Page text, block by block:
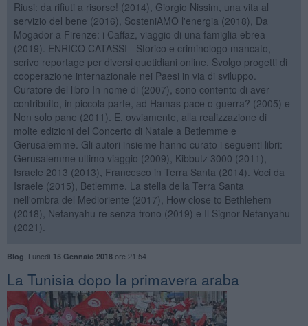
Riusi: da rifiuti a risorse! (2014), Giorgio Nissim, una vita al
servizio del bene (2016), SosteniAMO l'energia (2018), Da
Mogador a Firenze: i Caffaz, viaggio di una famiglia ebrea
(2019). ENRICO CATASSI - Storico e criminologo mancato,
scrivo reportage per diversi quotidiani online. Svolgo progetti di
cooperazione internazionale nei Paesi in via di sviluppo.
Curatore del libro In nome di (2007), sono contento di aver
contribuito, in piccola parte, ad Hamas pace o guerra? (2005) e
Non solo pane (2011). E, ovviamente, alla realizzazione di
molte edizioni del Concerto di Natale a Betlemme e
Gerusalemme. Gli autori insieme hanno curato i seguenti libri:
Gerusalemme ultimo viaggio (2009), Kibbutz 3000 (2011),
Israele 2013 (2013), Francesco in Terra Santa (2014). Voci da
Israele (2015), Betlemme. La stella della Terra Santa
nell'ombra del Medioriente (2017), How close to Bethlehem
(2018), Netanyahu re senza trono (2019) e Il Signor Netanyahu
(2021).
Blog Lunedì 15 Gennaio 2018ore 21:54
La Tunisia dopo la primavera araba